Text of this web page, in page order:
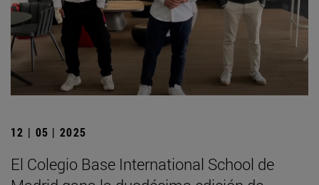
12 | 05 | 2025
El Colegio Base International School de